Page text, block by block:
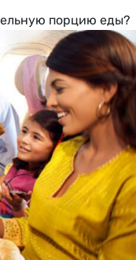
порцию еды?